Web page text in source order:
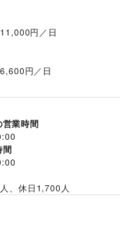
円／日
円／日
業時間
間
人、休日 1,700 人